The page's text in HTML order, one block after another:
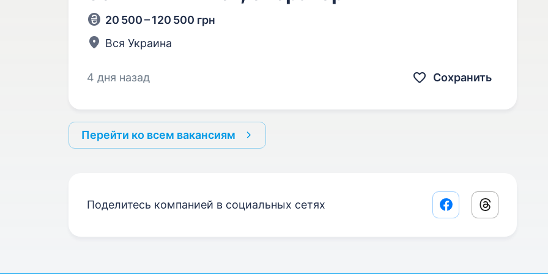
20 500 – 120 500 грн
Вся Украина
4 дня назад Сохранить
Перейти ко всем вакансиям
Поделитесь компанией в социальных сетях Facebook share link
Threads